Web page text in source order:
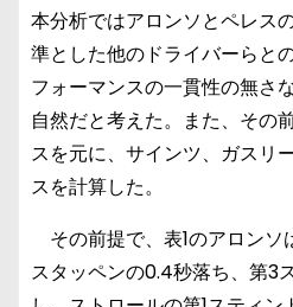
本分析ではアロンソとペレス
準とした他のドライバーらと
フォーマンスの一貫性の無さ
自然だと考えた。また、その
スを元に、サインツ、ガスリ
スを計算した。
その前提で、表1のアロンソ
スタッペンの0.4秒落ち、第3